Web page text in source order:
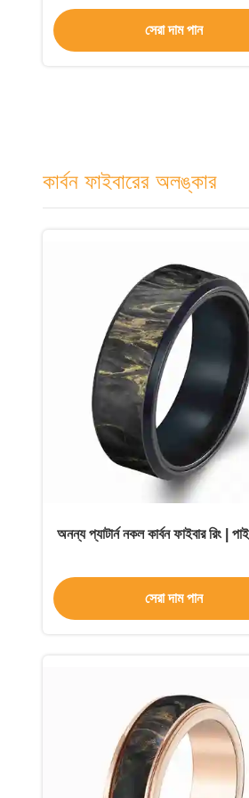
সেরা দাম পান
কার্বন ফাইবারের অলঙ্কার
অনন্য প্যাটার্ন নকল কার্বন ফাইবার রিং |
সেরা দাম পান